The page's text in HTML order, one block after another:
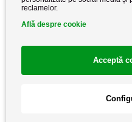
reclamelor.
Află despre cookie
Acceptă